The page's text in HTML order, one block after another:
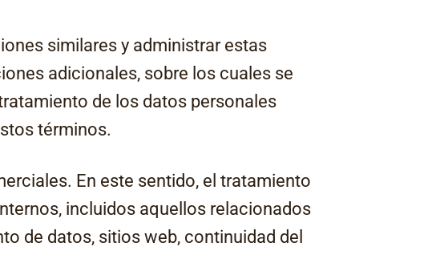
similares y administrar estas
adicionales, sobre los cuales se
de los datos personales
términos.
En este sentido, el tratamiento
incluidos aquellos relacionados
de datos, sitios web, continuidad del